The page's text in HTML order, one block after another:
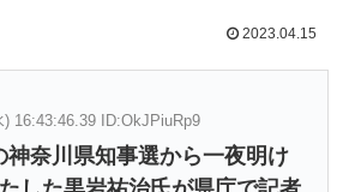
2023.04.15
) 16:43:46.39 ID:OkJPiuRp9
奈川県知事選から一夜明け